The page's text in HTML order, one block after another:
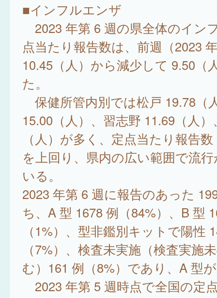
■インフルエンザ
2023 年第 6 週の県全体のイン
点当たり報告数は、前週（2023
10.45（人）から減少して 9.50（
た。
保健所管内別では松戸 19.78（
15.00（人）、習志野 11.69（人
（人）が多く、定点当たり報告
を上回り、県内の広い範囲で流
いる。
2023 年第 6 週に報告のあった
ち、A 型 1678 例（84%）、B 型
（1%）、型非鑑別キットで陽性
（7%）、検査未実施（検査実施
む）161 例（8%）であり、A 型
2023 年第 5 週時点で全国の定